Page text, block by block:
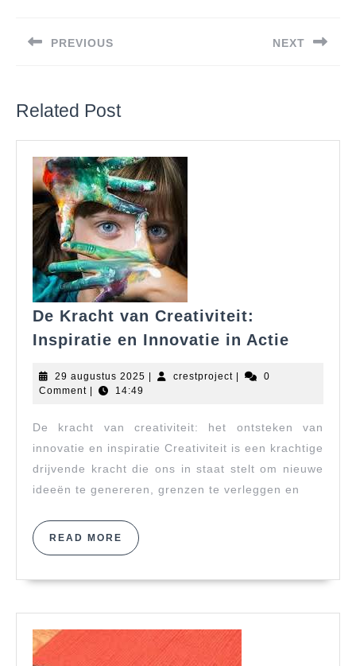
PREVIOUS NEXT
Related Post
De Kracht van Creativiteit:
Inspiratie en Innovatie in Actie
en
in
Actie
29 augustus 2025 29
crestprojectcrestproject
0
Comment
14:49
De kracht van creativiteit: het ontsteken van
innovatie en inspiratie Creativiteit is een krachtige
drijvende kracht die ons in staat stelt om nieuwe
ideeën te genereren, grenzen te verleggen en
READ MORE READ
MORE